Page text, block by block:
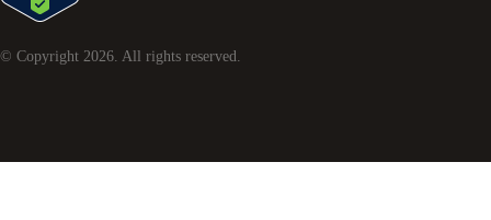
© Copyright 2026 . All rights reserved.